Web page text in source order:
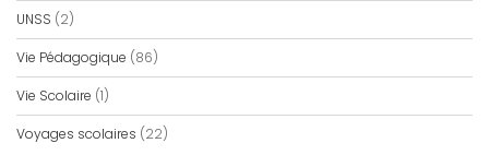
UNSS (2)
Vie Pédagogique (86)
Vie Scolaire (1)
Voyages scolaires (22)